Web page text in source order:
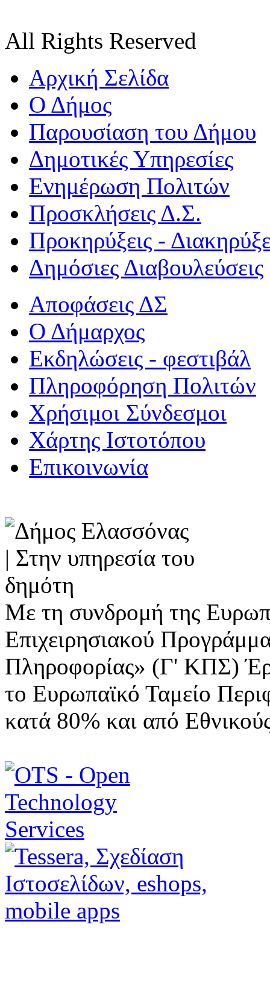
All Rights Reserved
Αρχική Σελίδα
Ο Δήμος
Παρουσίαση του Δήμου
Δημοτικές Υπηρεσίες
Ενημέρωση Πολιτών
Προσκλήσεις Δ.Σ.
Προκηρύξεις -
Δημόσιες Διαβουλεύσεις
Αποφάσεις ΔΣ
Ο Δήμαρχος
Εκδηλώσεις - φεστιβάλ
Πληροφόρηση Πολιτών
Χρήσιμοι Σύνδεσμοι
Χάρτης Ιστοτόπου
Επικοινωνία
Με τη συνδρομή της
Επιχειρησιακού
Πληροφορίας» (Γ' ΚΠΣ)
το Ευρωπαϊκό Ταμείο
κατά 80% και από